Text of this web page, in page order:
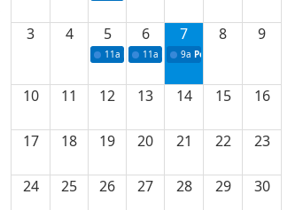
3 4 5
11a Potpisivanje ugovora o stipendijama
6
11a Podrška razvoju vodne
7
9a Početak izgradnje nove
8 9
10 11 12 13 14 15 16
17 18 19 20 21 22 23
24 25 26 27 28 29 30